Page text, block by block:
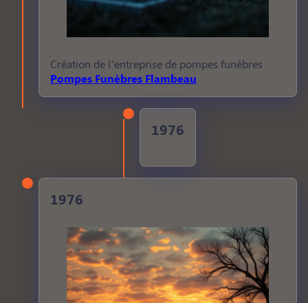
Création de l’entreprise de pompes funèbres
Pompes Funèbres Flambeau
1976
1976